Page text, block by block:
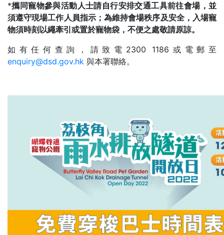
*攜同寵物參與活動人士請自行安排交通工具前往會場，並
須遵守現場工作人員指示；為維持會場秩序及安全，入場寵
物須時刻以繩牽引或置於寵物袋，不便之處敬請原諒。
如有任何查詢，請致電2300 1186或電郵至
enquiry@dsd.gov.hk 與本署聯絡。